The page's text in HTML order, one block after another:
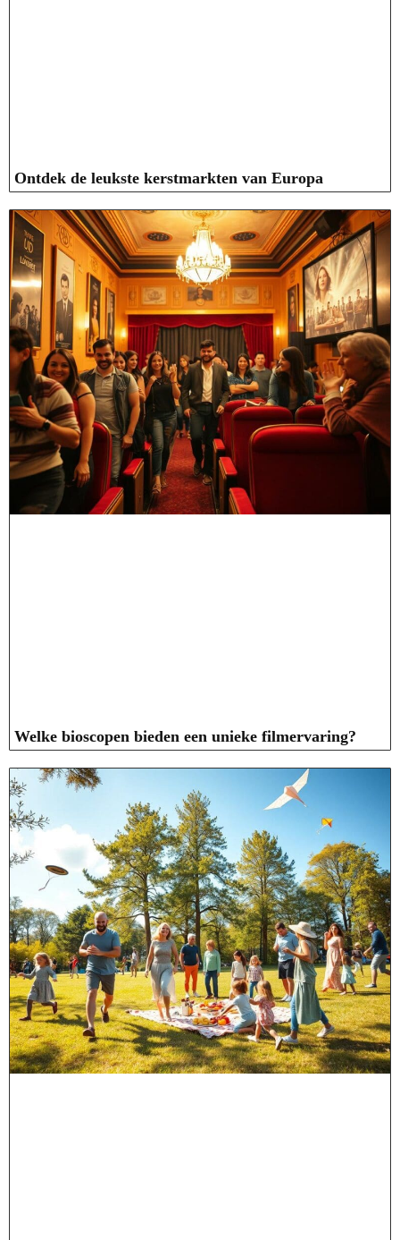
Ontdek de leukste kerstmarkten van Europa
Welke bioscopen bieden een unieke filmervaring?